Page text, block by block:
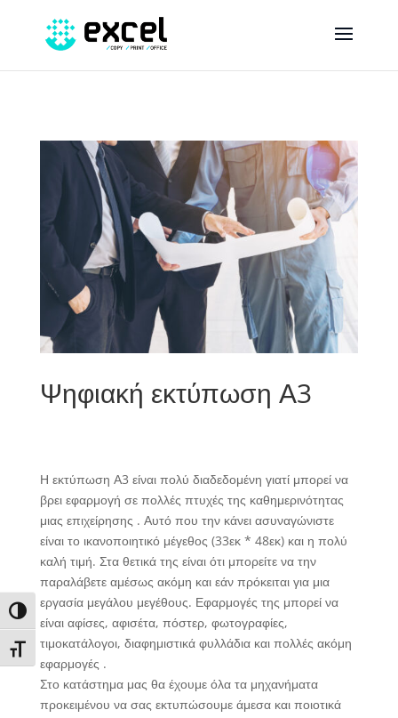
Toggle High Contrast
Toggle Font size
Ψηφιακή εκτύπωση Α3
Η εκτύπωση Α3 είναι πολύ διαδεδομένη γιατί μπορεί να
βρει εφαρμογή σε πολλές πτυχές της καθημερινότητας
μιας επιχείρησης . Αυτό που την κάνει ασυναγώνιστε
είναι το ικανοποιητικό μέγεθος (33εκ * 48εκ) και η πολύ
καλή τιμή. Στα θετικά της είναι ότι μπορείτε να την
παραλάβετε αμέσως ακόμη και εάν πρόκειται για μια
εργασία μεγάλου μεγέθους. Εφαρμογές της μπορεί να
είναι αφίσες, αφισέτα, πόστερ, φωτογραφίες,
τιμοκατάλογοι, διαφημιστικά φυλλάδια και πολλές ακόμη
εφαρμογές .
Στο κατάστημα μας θα έχουμε όλα τα μηχανήματα
προκειμένου να σας εκτυπώσουμε άμεσα και ποιοτικά